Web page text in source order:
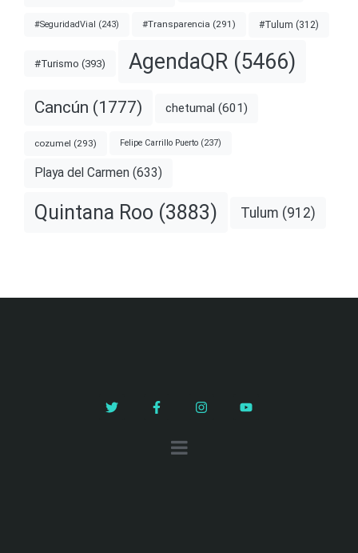
#SeguridadVial (243) #Transparencia (291) #Tulum (312)
#Turismo (393) AgendaQR (5466)
Cancún (1777) chetumal (601)
cozumel (293) Felipe Carrillo Puerto (237)
Playa del Carmen (633)
Quintana Roo (3883) Tulum (912)